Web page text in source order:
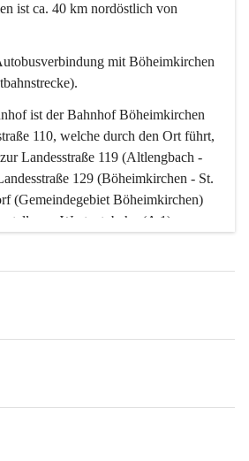
ist ca. 40 km nordöstlich von
mit Böheimkirchen
ist der Bahnhof Böheimkirchen
110, welche durch den Ort führt,
Landesstraße 119 (Altlengbach -
129 (Böheimkirchen - St.
(Gemeindegebiet Böheimkirchen)
zur Westautobahn (A 1).
45 Minuten.
Naherholungsraum Wien sowie
St. Pölten. Viele Bauernhöfe hatten
bauten viele Wiener
Wegen des
haben viele Jagdpächter ihre
Sicht die bedeutendste
Gebiet mit Wanderwegen durch